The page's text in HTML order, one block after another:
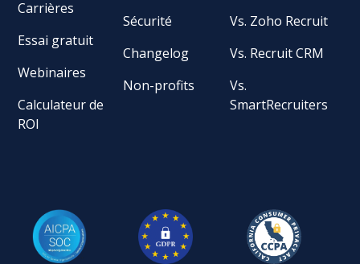
Carrières
Essai gratuit
Webinaires
Calculateur de
ROI
Sécurité
Changelog
Non-profits
Vs. Zoho Recruit
Vs. Recruit CRM
Vs.
SmartRecruiters